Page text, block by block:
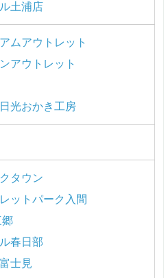
土浦店
ムアウトレット
アウトレット
光おかき工房
タウン
ットパーク入間
春日部
士見